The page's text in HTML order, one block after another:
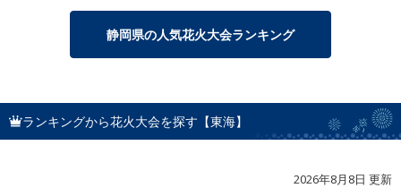
静岡県の人気花火大会ランキング
ランキングから花火大会を探す【東海】
2026年8月8日 更新